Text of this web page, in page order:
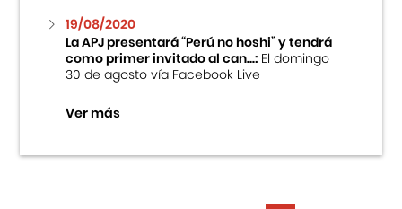
19/08/2020
La APJ presentará “Perú no hoshi” y tendrá
como primer invitado al can...:El domingo
30 de agosto vía Facebook Live
Ver más